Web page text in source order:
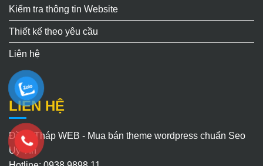
Kiểm tra thông tin Website
Thiết kế theo yêu cầu
Liên hệ
LIÊN HỆ
Đồng Tháp WEB - Mua bán theme wordpress chuẩn Seo
Uy Tín